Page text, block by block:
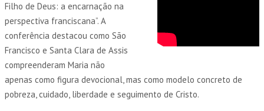
Filho de Deus: a encarnação na
perspectiva franciscana”. A
conferência destacou como São
Francisco e Santa Clara de Assis
compreenderam Maria não
apenas como figura devocional, mas como modelo concreto de
pobreza, cuidado, liberdade e seguimento de Cristo.